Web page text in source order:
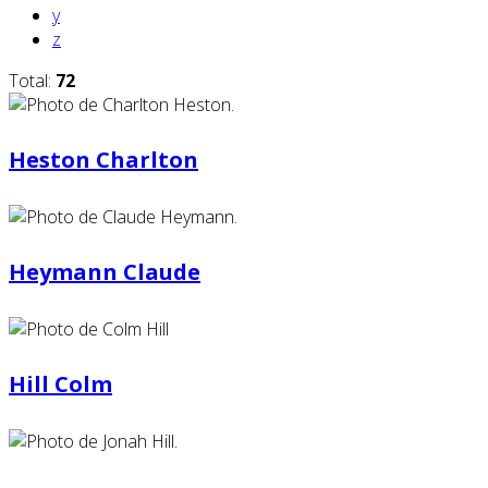
y
z
Total: 72
Heston Charlton
Heymann Claude
Hill Colm